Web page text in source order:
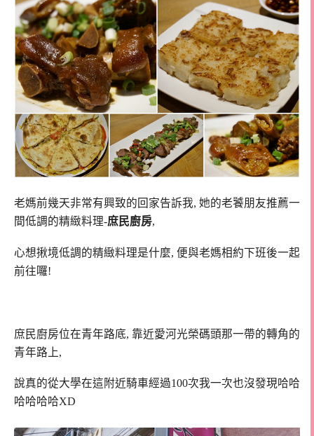
老媽前幾天非常有興致的回家告訴我, 她的老饕朋友推薦一
間低調的精緻料理-庶民廚房,
心想揪境低調的精緻料理是什麼, 便與老媽相約下班後一起
前往囉!
庶民廚房位在青年路底, 靠近愛河光榮碼頭那一帶的轉角的
青年路上,
說真的從大學在這附近騎車經過100次我一次也沒發現哈哈
哈哈哈哈XD